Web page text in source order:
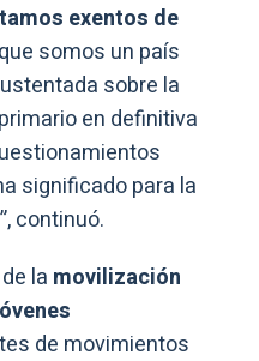
exentos de
somos un país
sobre la
en definitiva
significado para la
continuó.
la movilización
de movimientos